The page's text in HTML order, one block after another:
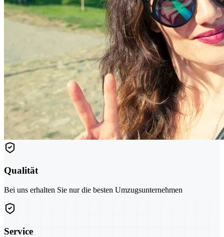
Qualität
Bei uns erhalten Sie nur die besten Umzugsunternehmen
Service